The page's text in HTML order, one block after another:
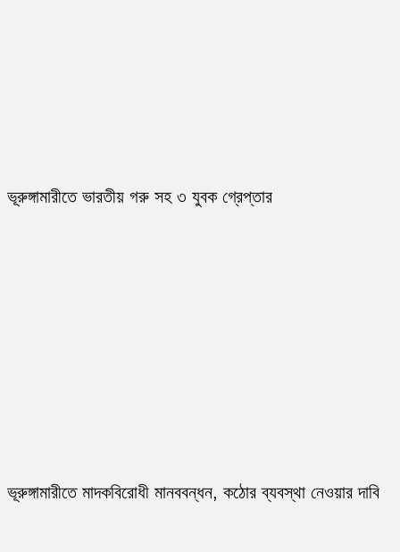
ভূরুঙ্গামারীতে ভারতীয় গরু সহ ৩ যুবক গ্রেপ্তার
ভূরুঙ্গামারীতে মাদকবিরোধী মানববন্ধন, কঠোর ব্যবস্থা নেওয়ার দাবি